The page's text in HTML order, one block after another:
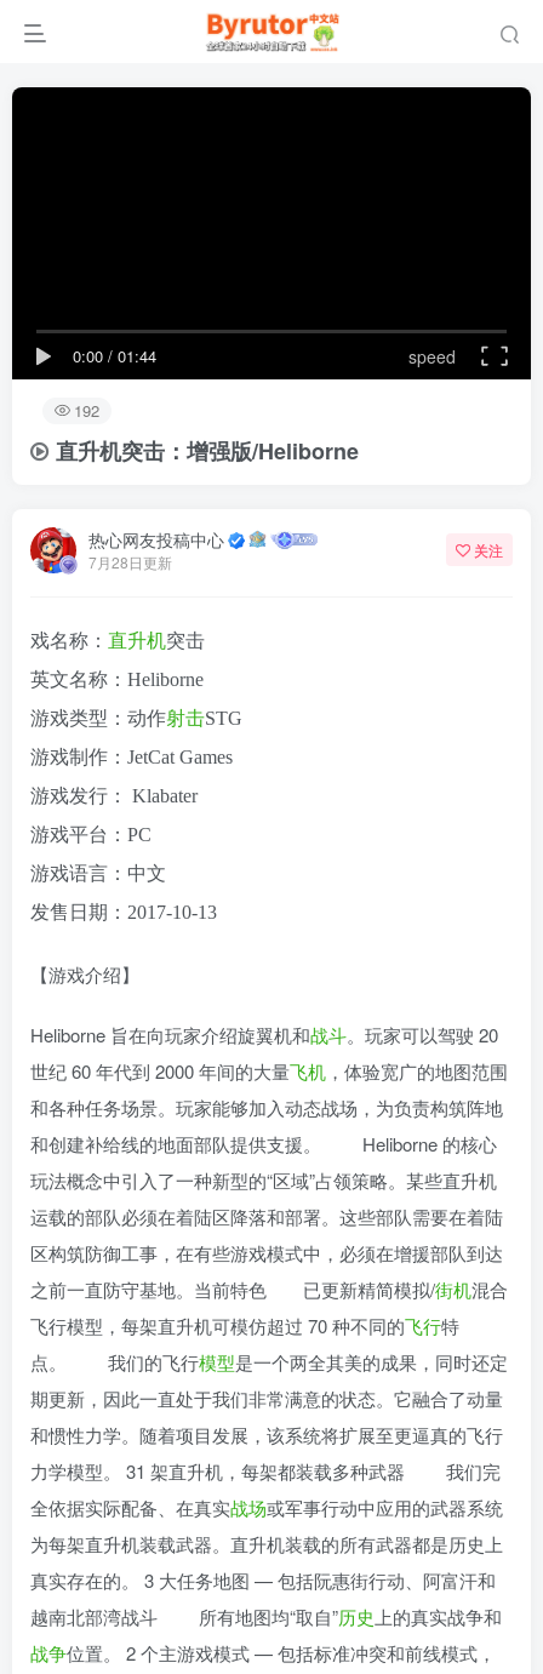
0:00 / 01:44 speed
192
直升机突击：增强版/Heliborne
热心网友投稿中心
7月28日更新
关注
戏名称： 直升机突击
英文名称：Heliborne
游戏类型：动作射击STG
游戏制作：JetCat Games
游戏发行： Klabater
游戏平台：PC
游戏语言：中文
发售日期：2017-10-13
【游戏介绍】
Heliborne 旨在向玩家介绍旋翼机和战斗。玩家可以驾驶 20
世纪 60 年代到 2000 年间的大量飞机 ，体验宽广的地图范围
和各种任务场景。玩家能够加入动态战场，为负责构筑阵地
和创建补给线的地面部队提供支援。 Heliborne 的核心
玩法概念中引入了一种新型的“区域”占领策略。某些直升机
运载的部队必须在着陆区降落和部署。这些部队需要在着陆
区构筑防御工事，在有些游戏模式中，必须在增援部队到达
之前一直防守基地。当前特色 已更新精简模拟/街机混合
飞行模型，每架直升机可模仿超过 70 种不同的飞行特
点。 我们的飞行模型是一个两全其美的成果，同时还定
期更新，因此一直处于我们非常满意的状态。它融合了动量
和惯性力学。随着项目发展，该系统将扩展至更逼真的飞行
力学模型。 31 架直升机，每架都装载多种武器 我们完
全依据实际配备、在真实战场或军事行动中应用的武器系统
为每架直升机装载武器。直升机装载的所有武器都是历史上
真实存在的。 3 大任务地图 — 包括阮惠街行动、阿富汗和
越南北部湾战斗 所有地图均“取自”历史 上的真实战争和
战争位置。 2 个主游戏模式 — 包括标准冲突和前线模式，